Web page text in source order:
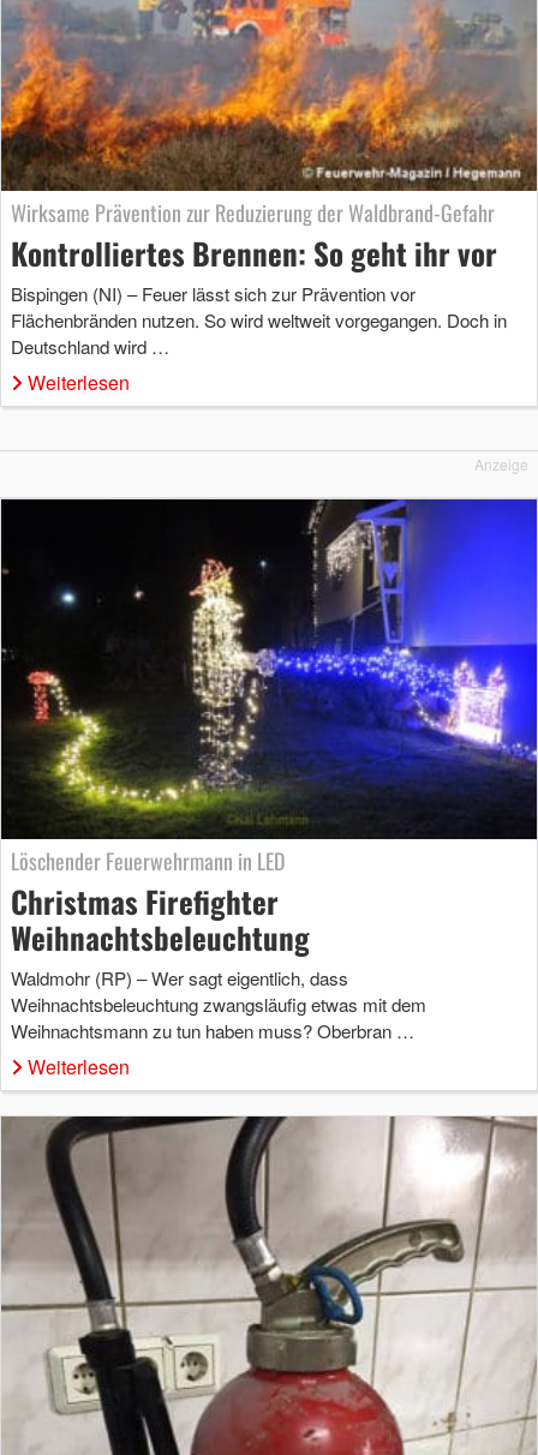
Wirksame Prävention zur Reduzierung der Waldbrand-Gefahr
Kontrolliertes Brennen: So geht ihr vor
Bispingen (NI) – Feuer lässt sich zur Prävention vor
Flächenbränden nutzen. So wird weltweit vorgegangen. Doch in
Deutschland wird …
Weiterlesen
Anzeige
Löschender Feuerwehrmann in LED
Christmas Firefighter
Weihnachtsbeleuchtung
Waldmohr (RP) – Wer sagt eigentlich, dass
Weihnachtsbeleuchtung zwangsläufig etwas mit dem
Weihnachtsmann zu tun haben muss? Oberbran …
Weiterlesen